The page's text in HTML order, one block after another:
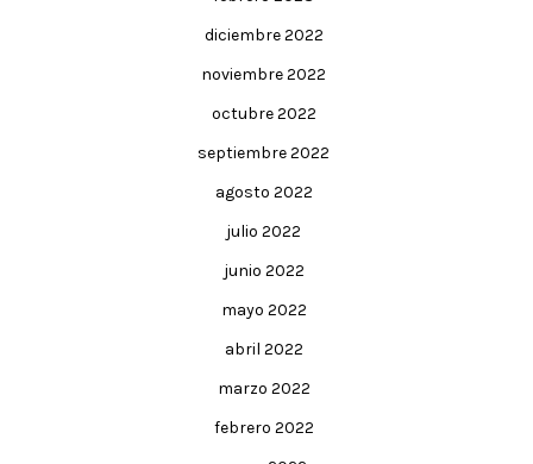
diciembre 2022
noviembre 2022
octubre 2022
septiembre 2022
agosto 2022
julio 2022
junio 2022
mayo 2022
abril 2022
marzo 2022
febrero 2022